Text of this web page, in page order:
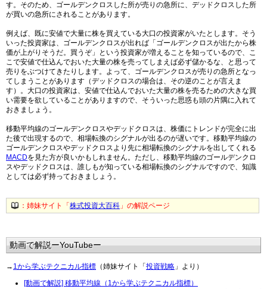
す。そのため、ゴールデンクロスした所が売りの急所に、デッドクロスした所
が買いの急所にされることがあります。
例えば、既に安値で大量に株を買えている大口の投資家がいたとします。そう
いった投資家は、ゴールデンクロスが出れば「ゴールデンクロスが出たから株
価が上がりそうだ。買うぞ」という投資家が増えることを知っているので、こ
こで安値で仕込んでおいた大量の株を売ってしまえば必ず儲かるな、と思って
売りをぶつけてきたりします。よって、ゴールデンクロスが売りの急所となっ
てしまうことがあります（デッドクロスの場合は、その逆のことが言えま
す）。大口の投資家は、安値で仕込んでおいた大量の株を売るための大きな買
い需要を欲していることがありますので、そういった思惑も頭の片隅に入れて
おきましょう。
移動平均線のゴールデンクロスやデッドクロスは、株価にトレンドが完全に出
た後で出現するので、相場転換のシグナルが出るのが遅いです。移動平均線の
ゴールデンクロスやデッドクロスより先に相場転換のシグナルを出してくれる
MACDを見た方が良いかもしれません。ただし、移動平均線のゴールデンクロ
スやデッドクロスは、誰しもが知っている相場転換のシグナルですので、知識
としては必ず持っておきましょう。
：姉妹サイト「 株式投資大百科 」の解説ページ
動画で解説ーYouTubeー
→ 1から学ぶテクニカル指標 （姉妹サイト「 投資戦略 」より）
[動画で解説] 移動平均線（1から学ぶテクニカル指標）